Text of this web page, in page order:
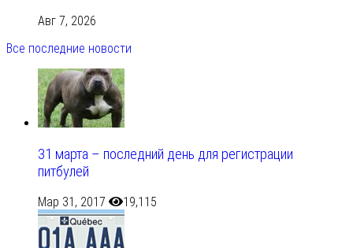
Авг 7, 2026
Все последние новости
31 марта – последний день для регистрации
питбулей
Мар 31, 2017 19,115